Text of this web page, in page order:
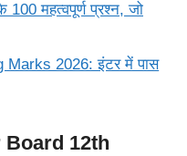
महत्वपूर्ण प्रश्न, जो
2026: इंटर में पास
12th